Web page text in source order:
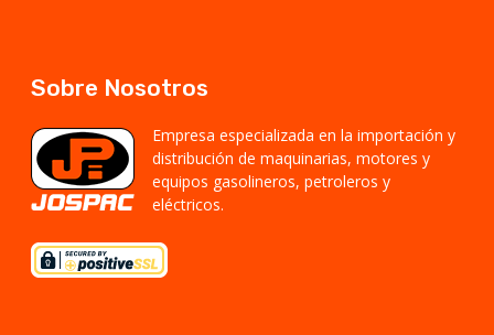
Sobre Nosotros
Empresa especializada en la importación y
distribución de maquinarias, motores y
equipos gasolineros, petroleros y
eléctricos.